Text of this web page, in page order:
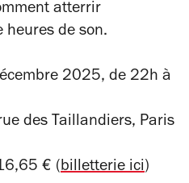
atterrir
heures de son.
2025, de 22h à
des Taillandiers, Paris
€ (billetterie ici)